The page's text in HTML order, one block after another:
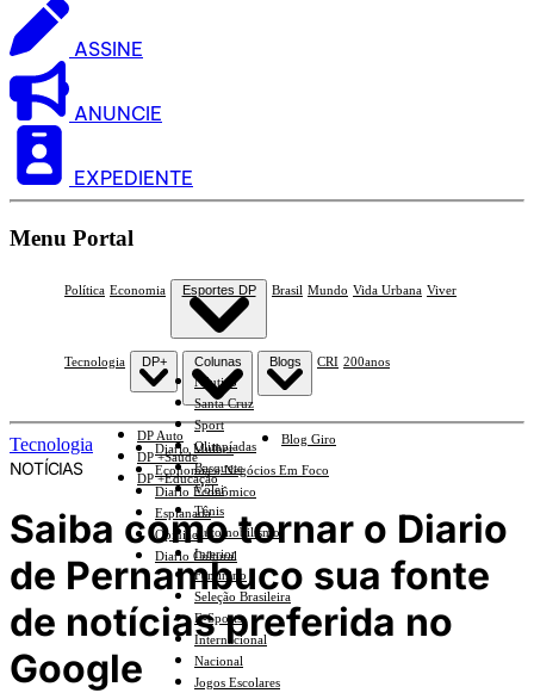
ASSINE
ANUNCIE
EXPEDIENTE
Menu Portal
Política Economia Esportes DP
Náutico
Santa Cruz
Sport
Olimpíadas
Basquete
Vôlei
Tênis
Automobilismo
Interior
Feminino
Seleção Brasileira
E-Sports
Internacional
Nacional
Jogos Escolares
Brasil Mundo Vida Urbana Viver
Tecnologia DP+
DP Auto
DP +Saúde
DP +Educação
Colunas
Diario Mulher
Economia e Negócios Em Foco
Diario Econômico
Esplanada
Opinião
Diario Cultural
Blogs
Blog Giro
CRI 200anos
Tecnologia
NOTÍCIAS
Saiba como tornar o Diario
de Pernambuco sua fonte
de notícias preferida no
Google